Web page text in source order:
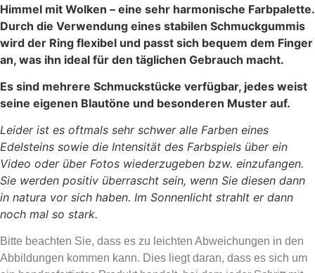
Himmel mit Wolken – eine sehr harmonische Farbpalette.
Durch die Verwendung eines stabilen Schmuckgummis
wird der Ring flexibel und passt sich bequem dem Finger
an, was ihn ideal für den täglichen Gebrauch macht.
Es sind mehrere Schmuckstücke verfügbar, jedes weist
seine eigenen Blautöne und besonderen Muster auf.
Leider ist es oftmals sehr schwer alle Farben eines
Edelsteins sowie die Intensität des Farbspiels über ein
Video oder über Fotos wiederzugeben bzw. einzufangen.
Sie werden positiv überrascht sein, wenn Sie diesen dann
in natura vor sich haben. Im Sonnenlicht strahlt er dann
noch mal so stark.
Bitte beachten Sie, dass es zu leichten Abweichungen in den
Abbildungen kommen kann. Dies liegt daran, dass es sich um